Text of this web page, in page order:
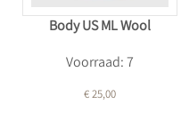
Body US ML Wool
Voorraad: 7
€ 25,00